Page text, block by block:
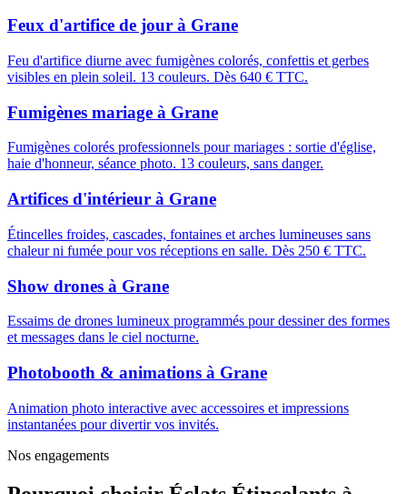
Feux d'artifice de jour à Grane
Feu d'artifice diurne avec fumigènes colorés, confettis et gerbes
visibles en plein soleil. 13 couleurs. Dès 640 € TTC.
Fumigènes mariage à Grane
Fumigènes colorés professionnels pour mariages : sortie d'église,
haie d'honneur, séance photo. 13 couleurs, sans danger.
Artifices d'intérieur à Grane
Étincelles froides, cascades, fontaines et arches lumineuses sans
chaleur ni fumée pour vos réceptions en salle. Dès 250 € TTC.
Show drones à Grane
Essaims de drones lumineux programmés pour dessiner des formes
et messages dans le ciel nocturne.
Photobooth & animations à Grane
Animation photo interactive avec accessoires et impressions
instantanées pour divertir vos invités.
Nos engagements